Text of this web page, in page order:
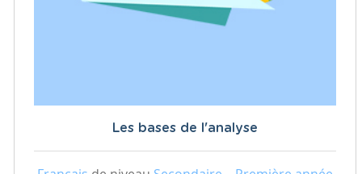
Les bases de l'analyse